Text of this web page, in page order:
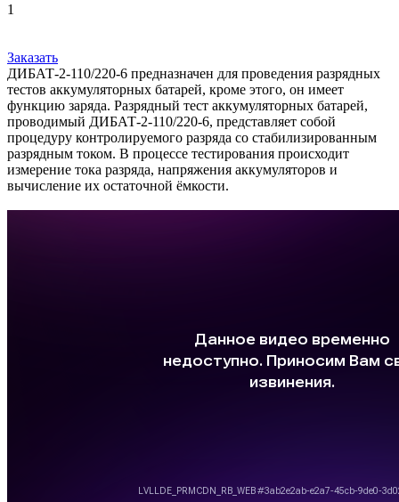
1
Заказать
ДИБАТ-2-110/220-6 предназначен для проведения разрядных
тестов аккумуляторных батарей, кроме этого, он имеет
функцию заряда. Разрядный тест аккумуляторных батарей,
проводимый ДИБАТ-2-110/220-6, представляет собой
процедуру контролируемого разряда со стабилизированным
разрядным током. В процессе тестирования происходит
измерение тока разряда, напряжения аккумуляторов и
вычисление их остаточной ёмкости.